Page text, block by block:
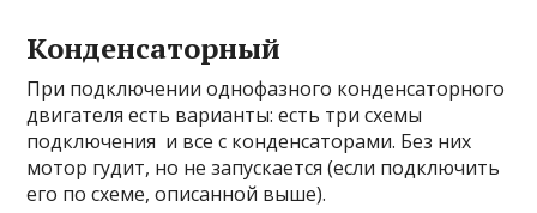
Конденсаторный
При подключении однофазного конденсаторного
двигателя есть варианты: есть три схемы
подключения и все с конденсаторами. Без них
мотор гудит, но не запускается (если подключить
его по схеме, описанной выше).